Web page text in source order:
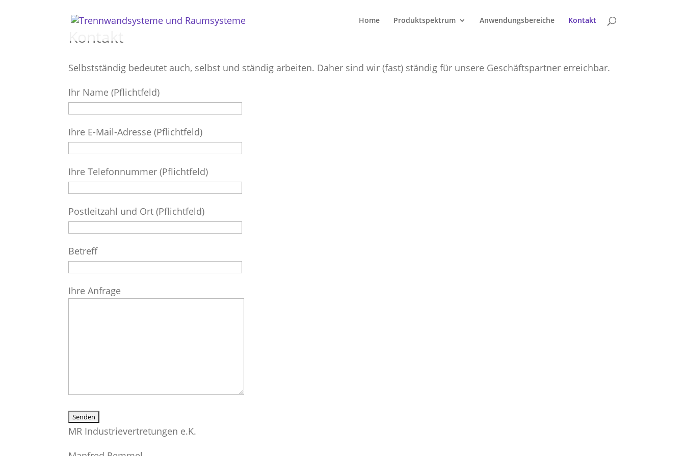
Home Produktspektrum Anwendungsbereiche Kontakt
Kontakt
Selbstständig bedeutet auch, selbst und ständig arbeiten. Daher sind wir (fast) ständig für unsere Geschäftspartner erreichbar.
Ihr Name (Pflichtfeld)
Ihre E-Mail-Adresse (Pflichtfeld)
Ihre Telefonnummer (Pflichtfeld)
Postleitzahl und Ort (Pflichtfeld)
Betreff
Ihre Anfrage
MR Industrievertretungen e.K.